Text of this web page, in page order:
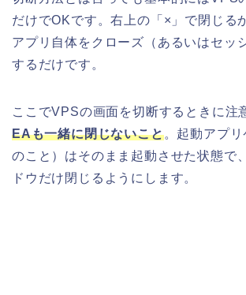
だけでOKです。右上の「×」で閉じる
アプリ自体をクローズ（あるいはセッ
するだけです。
ここでVPSの画面を切断するときに注
EAも一緒に閉じないこと。起動アプ
のこと）はそのまま起動させた状態で
ドウだけ閉じるようにします。